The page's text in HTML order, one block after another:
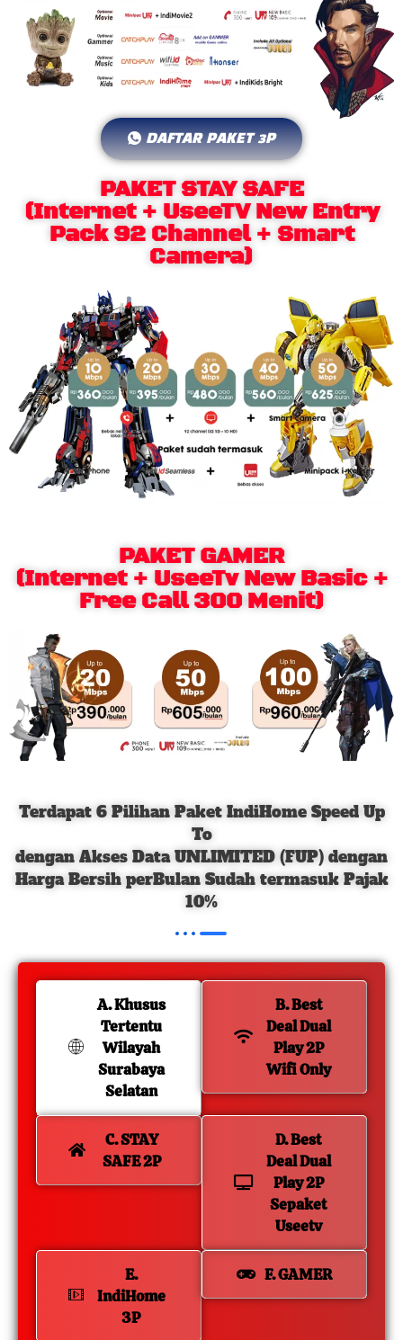
DAFTAR PAKET 3P
PAKET STAY SAFE
(Internet + UseeTV New Entry
Pack 92 Channel + Smart
Camera)
PAKET GAMER
(Internet + UseeTv New Basic +
Free Call 300 Menit)
Terdapat 6 Pilihan Paket IndiHome Speed Up
To
dengan Akses Data UNLIMITED (FUP) dengan
Harga Bersih perBulan Sudah termasuk Pajak
10%
A. Khusus
Tertentu
Wilayah
Surabaya
Selatan
B. Best
Deal Dual
Play 2P
Wifi Only
C. STAY
SAFE 2P
D. Best
Deal Dual
Play 2P
Sepaket
Useetv
E.
IndiHome
3P
F. GAMER